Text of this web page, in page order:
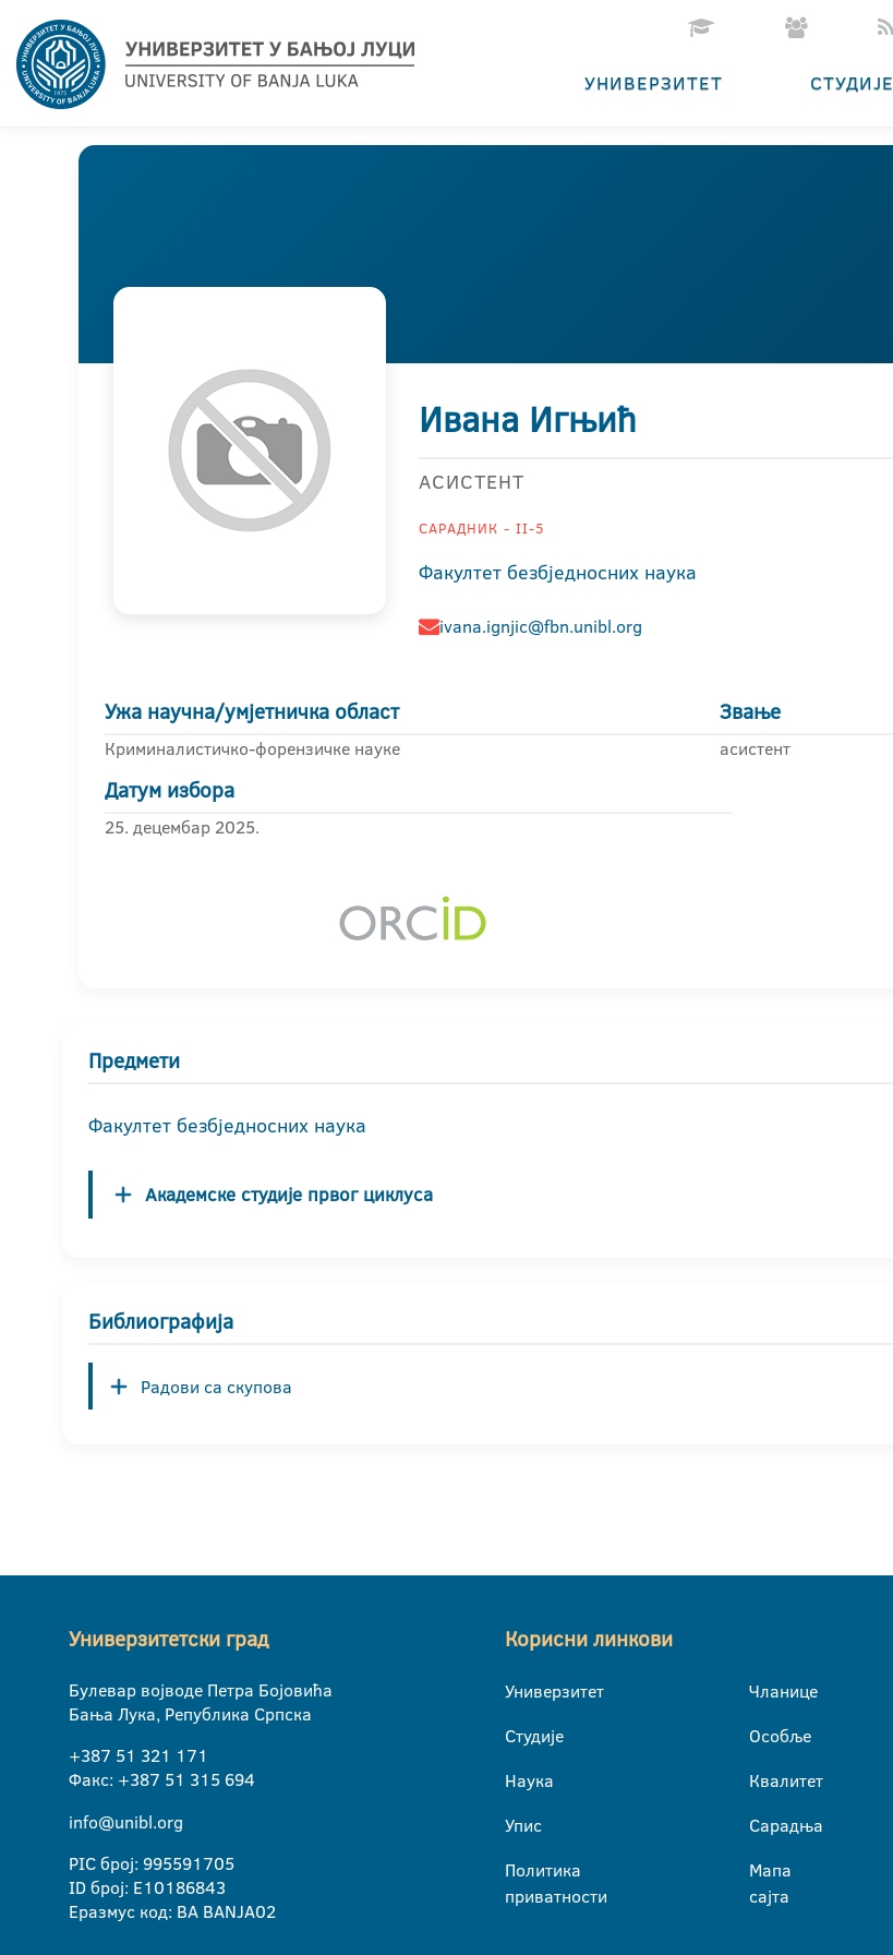
УНИВЕРЗИТЕТ СТУДИЈЕ
Ивана Игњић
АСИСТЕНТ
САРАДНИК - II-5
Факултет безбједносних наука
ivana.ignjic@fbn.unibl.org
Ужа научна/умјетничка област
Криминалистичко-форензичке науке
Звање
асистент
Датум избора
25. децембар 2025.
Предмети
Факултет безбједносних наука
Академске студије првог циклуса
Библиографија
Радови са скупова
Универзитетски град
Булевар војводе Петра Бојовића
Бања Лука, Република Српска
+387 51 321 171
Факс: +387 51 315 694
info@unibl.org
PIC број: 995591705
ID број: E10186843
Еразмус код: BA BANJA02
Корисни линкови
Универзитет
Студије
Наука
Упис
Политика
приватности
Чланице
Особље
Квалитет
Сарадња
Мапа
сајта